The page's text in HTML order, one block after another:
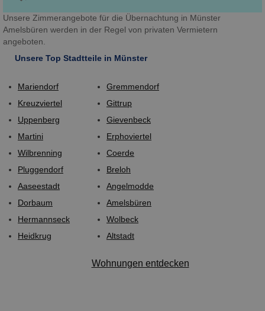
Unsere Zimmerangebote für die Übernachtung in Münster
Amelsbüren werden in der Regel von privaten Vermietern
angeboten.
Unsere Top Stadtteile in Münster
Mariendorf
Kreuzviertel
Uppenberg
Martini
Wilbrenning
Pluggendorf
Aaseestadt
Dorbaum
Hermannseck
Heidkrug
Gremmendorf
Gittrup
Gievenbeck
Erphoviertel
Coerde
Breloh
Angelmodde
Amelsbüren
Wolbeck
Altstadt
Wohnungen entdecken